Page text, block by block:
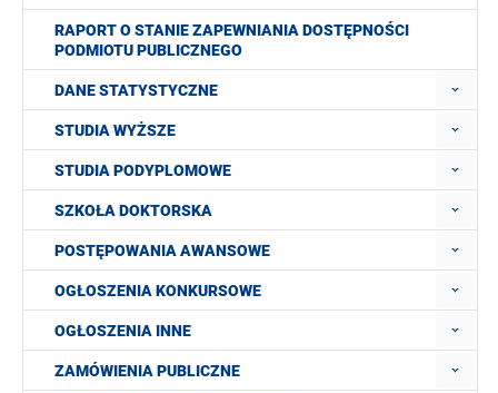
RAPORT O STANIE ZAPEWNIANIA DOSTĘPNOŚCI
PODMIOTU PUBLICZNEGO
DANE STATYSTYCZNE
STUDIA WYŻSZE
STUDIA PODYPLOMOWE
SZKOŁA DOKTORSKA
POSTĘPOWANIA AWANSOWE
OGŁOSZENIA KONKURSOWE
OGŁOSZENIA INNE
ZAMÓWIENIA PUBLICZNE